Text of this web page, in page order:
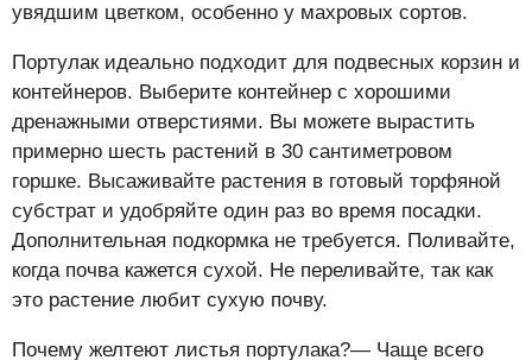
увядшим цветком, особенно у махровых сортов.
Портулак идеально подходит для подвесных корзин и
контейнеров. Выберите контейнер с хорошими
дренажными отверстиями. Вы можете вырастить
примерно шесть растений в 30 сантиметровом
горшке. Высаживайте растения в готовый торфяной
субстрат и удобряйте один раз во время посадки.
Дополнительная подкормка не требуется. Поливайте,
когда почва кажется сухой. Не переливайте, так как
это растение любит сухую почву.
Почему желтеют листья портулака?— Чаще всего